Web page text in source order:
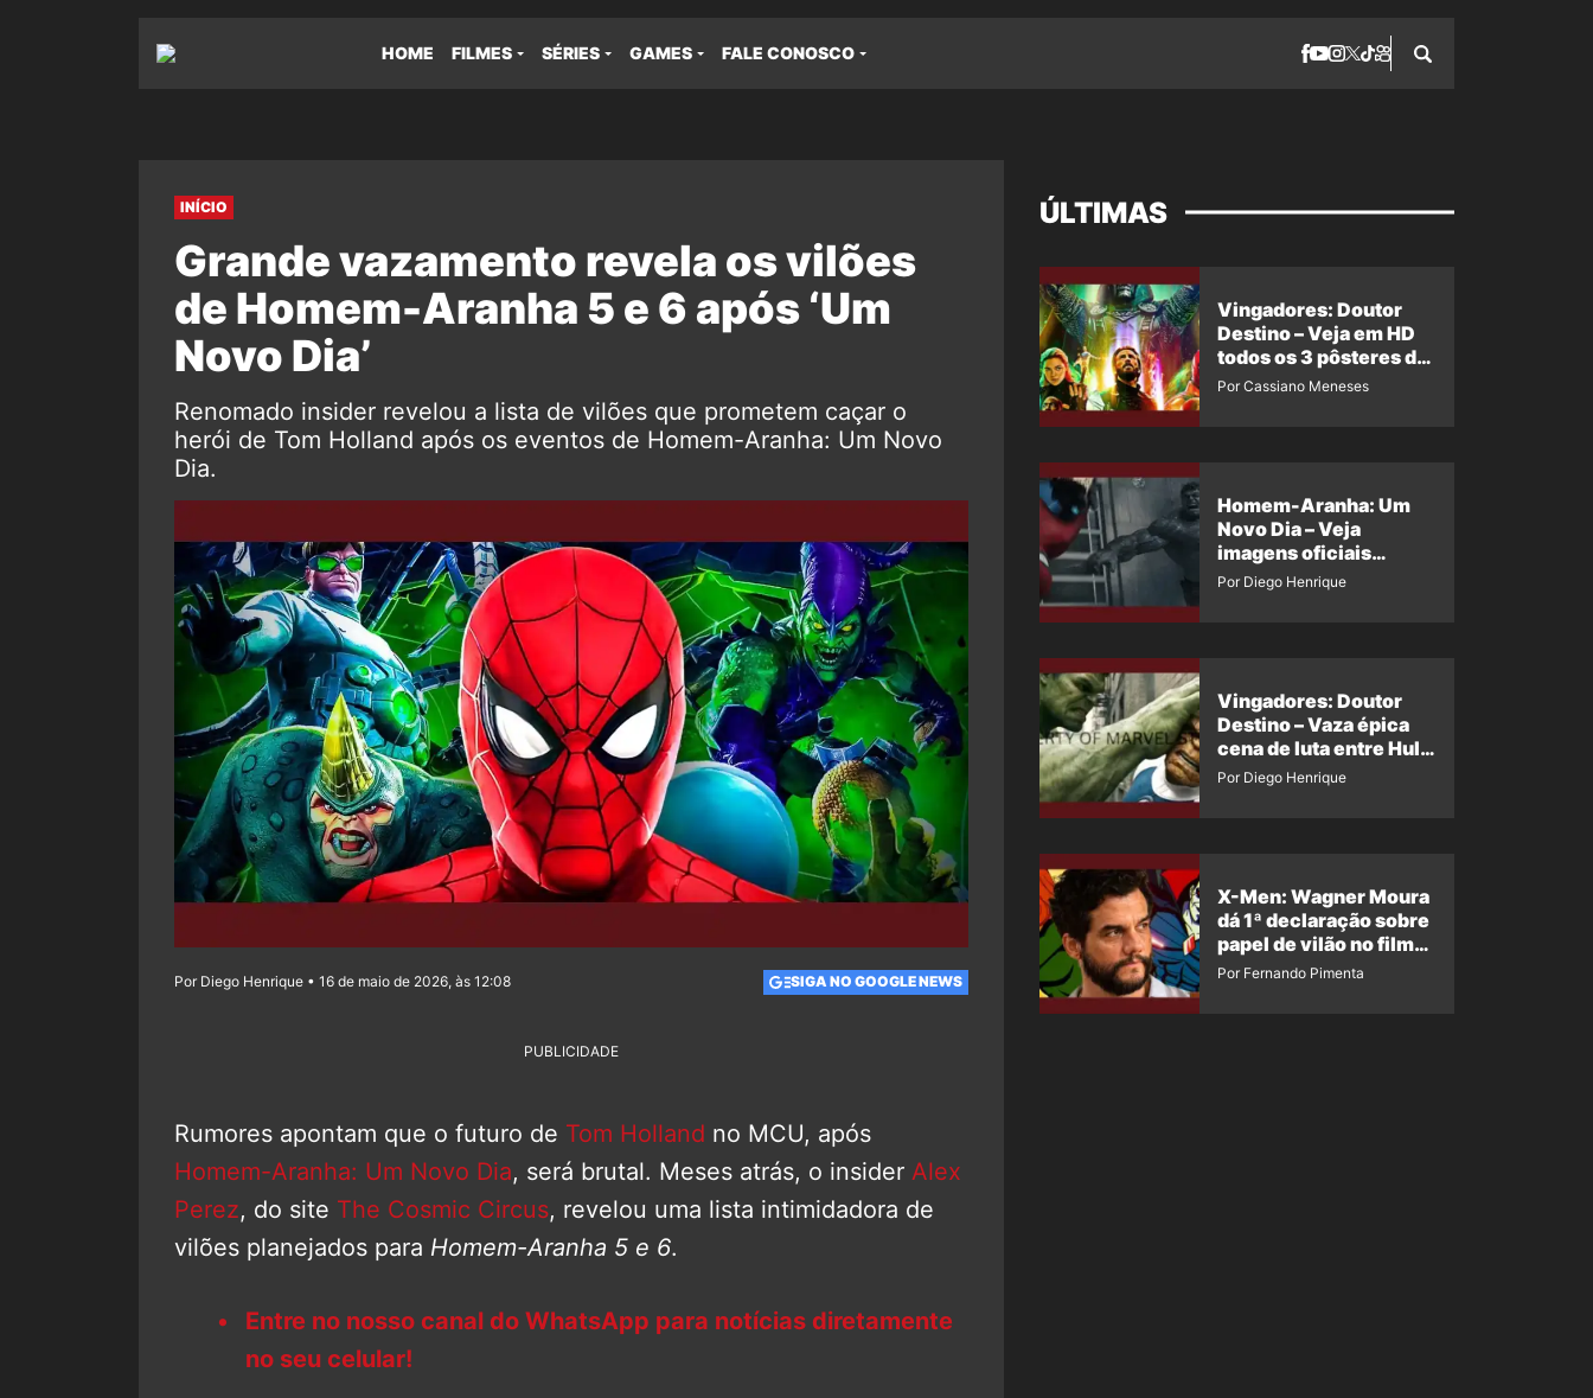
HOME FILMES SÉRIES GAMES FALE CONOSCO
INÍCIO
Grande vazamento revela os vilões
de Homem-Aranha 5 e 6 após ‘Um
Novo Dia’
Renomado insider revelou a lista de vilões que prometem caçar o
herói de Tom Holland após os eventos de Homem-Aranha: Um Novo
Dia.
Por Diego Henrique • 16 de maio de 2026, às 12:08 SIGA NO GOOGLE NEWS
PUBLICIDADE
Rumores apontam que o futuro de Tom Holland no MCU, após
Homem-Aranha: Um Novo Dia, será brutal. Meses atrás, o insider Alex
Perez, do site The Cosmic Circus, revelou uma lista intimidadora de
vilões planejados para Homem-Aranha 5 e 6.
Entre no nosso canal do WhatsApp para notícias diretamente
no seu celular!
ÚLTIMAS
Vingadores: Doutor
Destino – Veja em HD
todos os 3 pôsteres de
‘Doomsday’ + 1 imagem
Por Cassiano Meneses
Homem-Aranha: Um
Novo Dia – Veja
imagens oficiais
descartadas do Hulk
Por Diego Henrique
Vingadores: Doutor
Destino – Vaza épica
cena de luta entre Hulk
e o Coisa
Por Diego Henrique
X-Men: Wagner Moura
dá 1ª declaração sobre
papel de vilão no filme
da Marvel
Por Fernando Pimenta